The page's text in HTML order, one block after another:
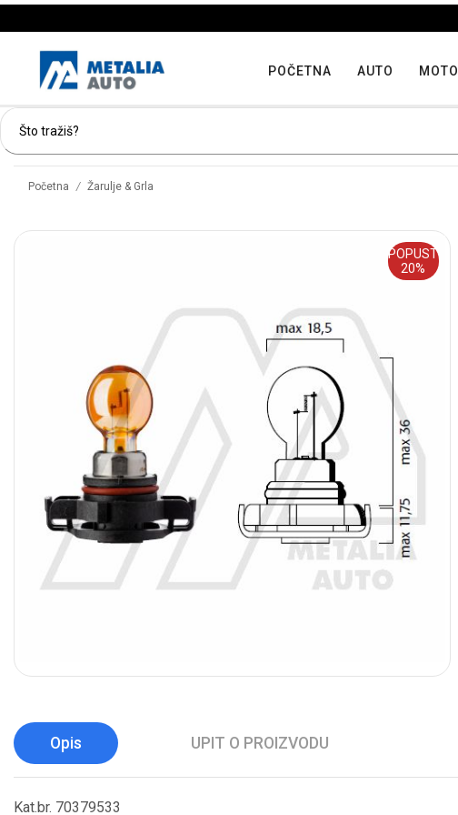
POČETNA AUTO MOTO
Početna / Žarulje & Grla
POPUST
20%
Opis UPIT O PROIZVODU
Kat.br. 70379533